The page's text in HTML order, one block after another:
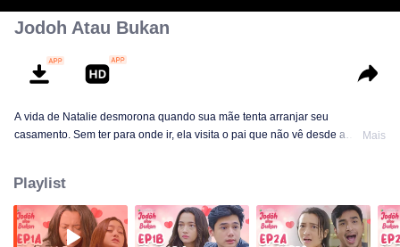
Jodoh Atau Bukan
A vida de Natalie desmorona quando sua mãe tenta arranjar seu
casamento. Sem ter para onde ir, ela visita o pai que não vê desde a
inesperadas os aproximam, sentimentos começam a surgir, mas com a
chegada da namorada de Jonah e novos pretendentes à espera de Natalie,
será que eles estão realmente destinados a ficar juntos?
Mais
Playlist